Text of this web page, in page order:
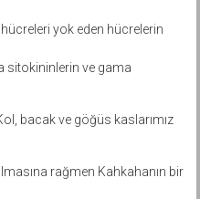
yok eden hücrelerin
sitokininlerin ve gama
bacak ve göğüs kaslarımız
rağmen Kahkahanın bir